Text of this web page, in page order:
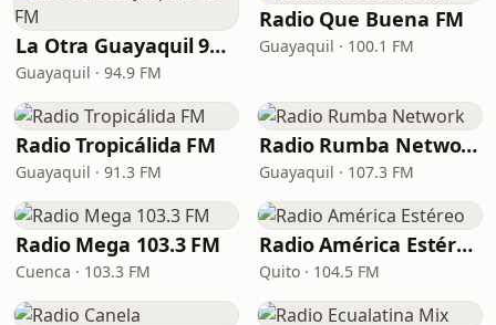
La Otra Guayaquil 94.9 FM
Guayaquil · 94.9 FM
Radio Que Buena FM
Guayaquil · 100.1 FM
Radio Tropicálida FM
Guayaquil · 91.3 FM
Radio Rumba Network
Guayaquil · 107.3 FM
Radio Mega 103.3 FM
Cuenca · 103.3 FM
Radio América Estéreo
Quito · 104.5 FM